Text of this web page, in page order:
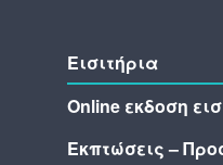
Εισιτήρια
Online εκδοση
Εκπτώσεις –